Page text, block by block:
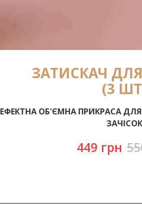
ЗАТИСКАЧ
(3
ЕФЕКТНА ОБ'ЄМНА ПРИКРАСА
ЗАЧІСОК
449 грн